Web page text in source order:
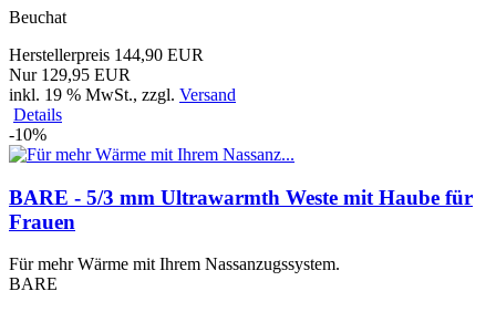
Beuchat
Herstellerpreis 144,90 EUR
Nur 129,95 EUR
inkl. 19 % MwSt., zzgl. Versand
Details
-10%
BARE - 5/3 mm Ultrawarmth Weste mit Haube für
Frauen
Für mehr Wärme mit Ihrem Nassanzugssystem.
BARE